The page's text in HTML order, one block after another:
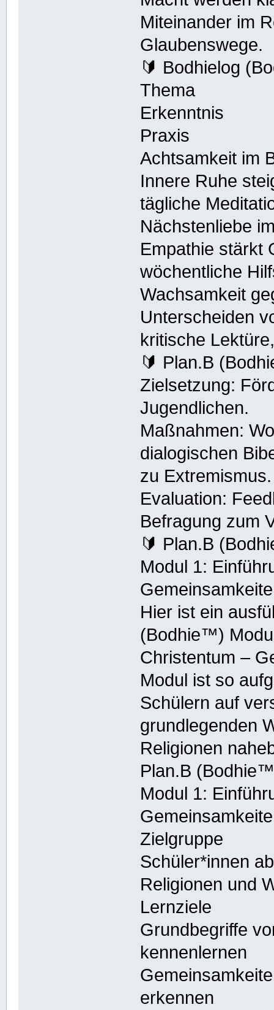
Miteinander im
Glaubenswege.
🔰 Bodhielog
Thema
Erkenntnis
Praxis
Achtsamkeit im
Innere Ruhe
tägliche
Nächstenliebe
Empathie stärkt
wöchentliche
Wachsamkeit
Unterscheiden
kritische
🔰 Plan.B
Zielsetzung:
Jugendlichen.
Maßnahmen:
dialogischen
zu Extremismus.
Evaluation:
Befragung zum
🔰 Plan.B
Modul 1:
Hier ist ein
(Bodhie™)
Christentum –
Modul ist so
Schülern auf
grundlegenden
Religionen
Plan.B
Modul 1:
Zielgruppe
Schüler*innen
Religionen und
Lernziele
Grundbegriffe
kennenlernen
erkennen